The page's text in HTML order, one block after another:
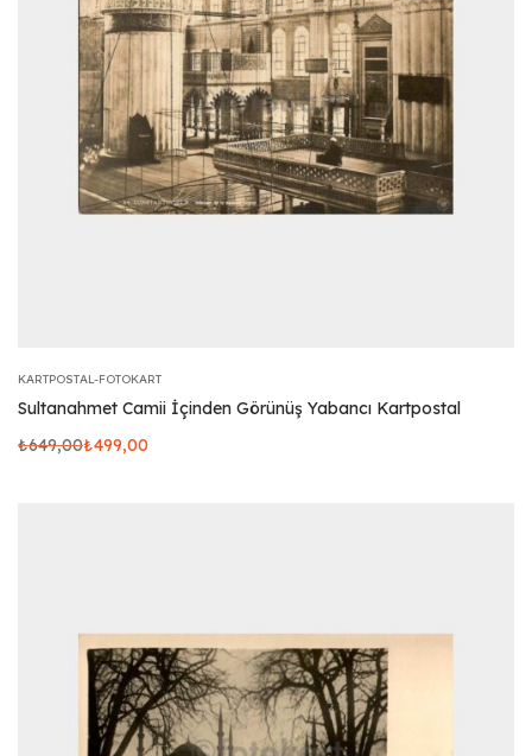
KARTPOSTAL-FOTOKART
Sultanahmet Camii İçinden Görünüş Yabancı Kartpostal
₺649,00₺499,00